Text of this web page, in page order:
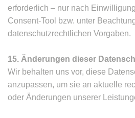
erforderlich – nur nach
Consent-Tool bzw. unter
datenschutzrechtlichen Vorgaben.
15. Änderungen dieser
Wir behalten uns vor, diese
anzupassen, um sie an aktuelle
oder Änderungen unserer